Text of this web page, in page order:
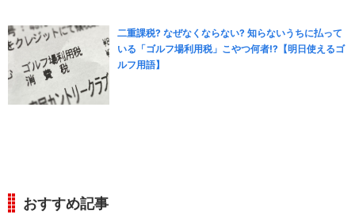
二重課税? なぜなくならない? 知らないうちに払って
いる「ゴルフ場利用税」こやつ何者!?【明日使えるゴ
ルフ用語】
おすすめ記事